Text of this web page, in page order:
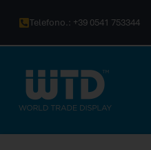
Telefono.: +39 0541 753344